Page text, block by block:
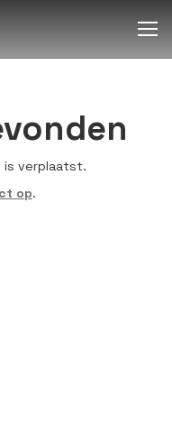
is verplaatst.
op.